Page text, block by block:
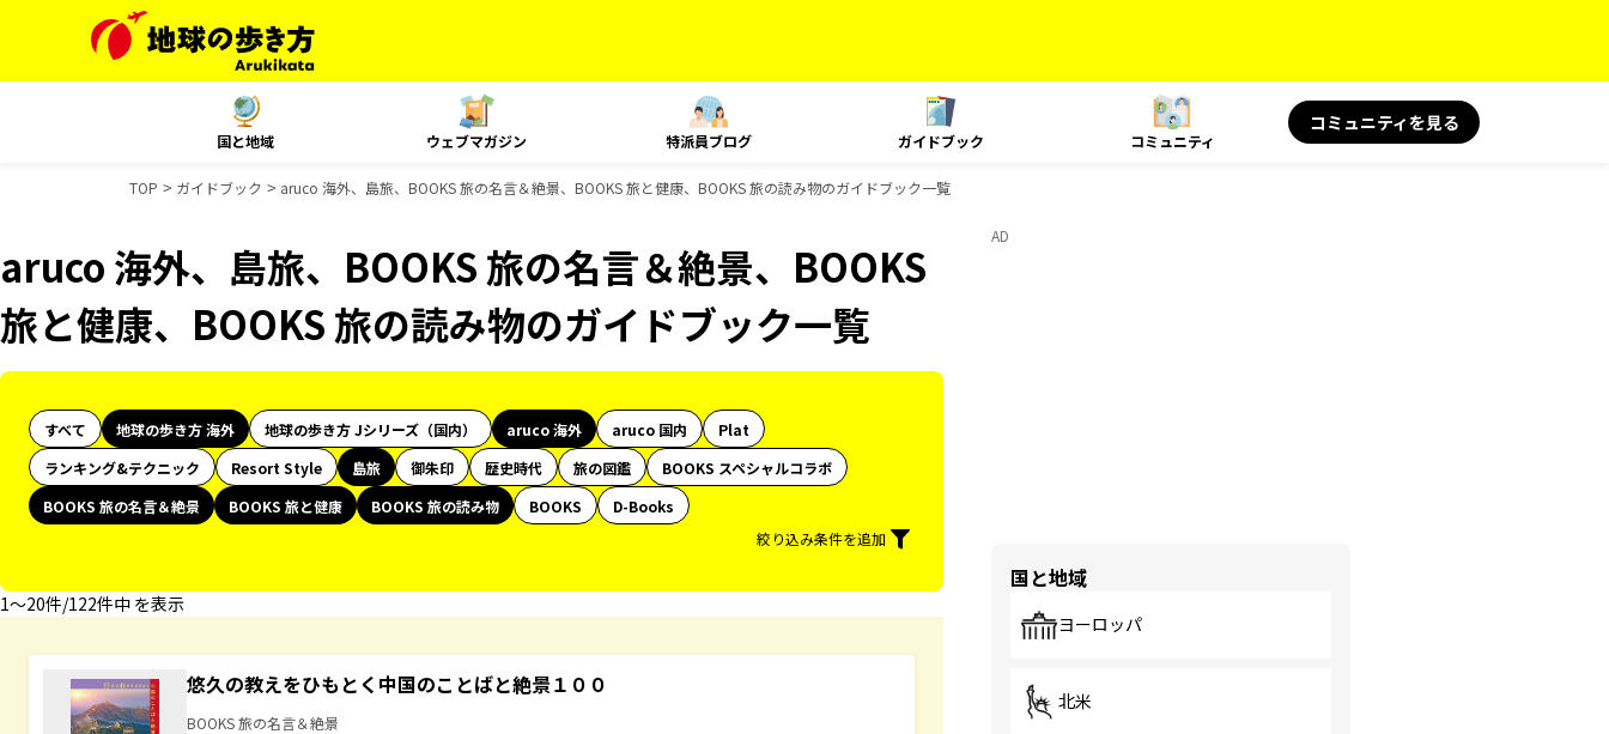
国と地域 ウェブマガジン 特派員ブログ ガイドブック コミュニティ
コミュニティを見る
TOP ガイドブック aruco 海外、島旅、BOOKS 旅の名言＆絶景、BOOKS 旅と健康、BOOKS 旅の読み物のガイドブック一覧
aruco 海外、島旅、BOOKS 旅の名言＆絶景、BOOKS
旅と健康、BOOKS 旅の読み物のガイドブック一覧
すべて 地球の歩き方 海外 地球の歩き方 Jシリーズ（国内） aruco 海外 aruco 国内
Plat
ランキング&テクニック
Resort Style 島旅 御朱印 歴史時代 旅の図鑑
BOOKS スペシャルコラボ
BOOKS 旅の名言＆絶景
BOOKS 旅と健康 BOOKS 旅の読み物 BOOKS
D-Books
絞り込み条件を追加
1〜20件/122件中 を表示
悠久の教えをひもとく中国のことばと絶景１００
BOOKS 旅の名言＆絶景
AD
国と地域
ヨーロッパ
北米